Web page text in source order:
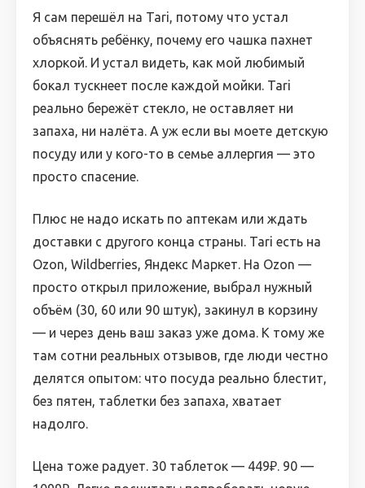
Я сам перешёл на Tari, потому что устал
объяснять ребёнку, почему его чашка пахнет
хлоркой. И устал видеть, как мой любимый
бокал тускнеет после каждой мойки. Tari
реально бережёт стекло, не оставляет ни
запаха, ни налёта. А уж если вы моете детскую
посуду или у кого-то в семье аллергия — это
просто спасение.
Плюс не надо искать по аптекам или ждать
доставки с другого конца страны. Tari есть на
Ozon, Wildberries, Яндекс Маркет. На Ozon —
просто открыл приложение, выбрал нужный
объём (30, 60 или 90 штук), закинул в корзину
— и через день ваш заказ уже дома. К тому же
там сотни реальных отзывов, где люди честно
делятся опытом: что посуда реально блестит,
без пятен, таблетки без запаха, хватает
надолго.
Цена тоже радует. 30 таблеток — 449₽. 90 —